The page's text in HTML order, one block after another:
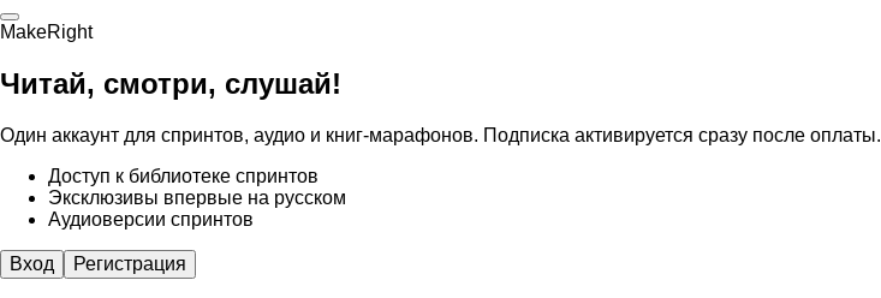
MakeRight
Читай, смотри, слушай!
Один аккаунт для спринтов, аудио и книг-марафонов. Подписка активируется сразу после оплаты.
Доступ к библиотеке спринтов
Эксклюзивы впервые на русском
Аудиоверсии спринтов
Вход Регистрация